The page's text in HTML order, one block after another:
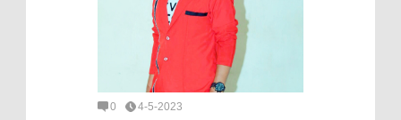
0 4-5-2023